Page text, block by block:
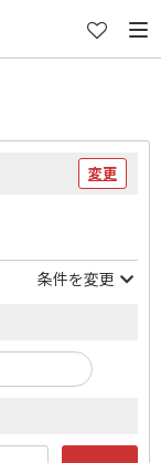
変更
条件を変更